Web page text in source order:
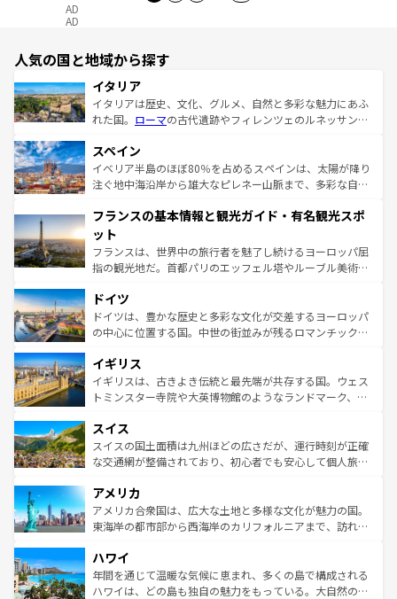
AD
AD
人気の国と地域から探す
イタリア
イタリアは歴史、文化、グルメ、自然と多彩な魅力にあふ
れた国。 ローマの古代遺跡やフィレンツェのルネッサンス
ろん、トスカーナの美しい田園風景やアマルフィ海岸の絶
景など、自然景観も見逃せない。観光の合間には、本場の
ピザやパスタなど、絶品のイタリア料理を堪能することも
ませてくれるイタリアで、忘れられない旅をしてみよう！
なお、新着のイタリア情報は
しい。
スペイン
イベリア半島のほぼ80％を占めるスペインは、太陽が降り
注ぐ地中海沿岸から雄大なピレネー山脈まで、多彩な自然
文化が根付くこの国では、情熱的なフラメンコ、熱気あふ
れる闘牛、そして美味しいタパスが生活の一部となってい
る。首都マドリードの洗練された雰囲気や、バルセロナの
アートに溢れた街角から、地方では古代ローマ遺跡や中世
せる。地方によって風土や気候が異なるスペインはその個
性で訪れる人を魅了する。 なお、新着のスペイン情報は コ
ンテンツ一覧を参照してほしい。
フランスの基本情報と観光ガイド・有名観光スポ
ット
フランスは、世界中の旅行者を魅了し続けるヨーロッパ屈
指の観光地だ。首都パリのエッフェル塔やルーブル美術館
で、幅広い魅力が詰まっている。華麗な宮殿、歴史的な大
聖堂、美しいビーチ、そして豊かな自然が、訪れる者を心
から魅了する。また、フランスは美食の国としても知ら
いる。シャンパンの発祥地であるランス、プロヴァンスの
香り高いラベンダー畑など、多彩な楽しみ方が可能だ。さ
らに、パリ以外の地域にも魅力が溢れており、どの街角に
れる地方に足を運ぶとそれぞれで全く異なる文化を体験で
きるだろう。 なお、新着のフランス情報はコンテンツ一覧
を参照してほしい。
ドイツ
ドイツは、豊かな歴史と多彩な文化が交差するヨーロッパ
の中心に位置する国。中世の街並みが残るロマンチック街
顔を持つこの国は、どこを歩いても飽きることがない。ベ
ルリンの文化的活気、バイエルン州のアルプスの絶景、そ
してライン川沿いのワイン畑といった風景は必見。ビール
は、お酒好きな人にはぜひ体験してほしい。 なお、新着の
ドイツ情報はコンテンツ一覧を参照してほしい。
イギリス
イギリスは、古きよき伝統と最先端が共存する国。ウェス
トミンスター寺院や大英博物館のようなランドマーク、歴
リアごとに異なる魅力がある。また、優雅なアフタヌーン
ティー、ビール好きにはたまらない英国パブ、サッカー観
戦など、本場だからこそできる体験も豊富。イギリスを旅
ンツ一覧を参照してほしい。
スイス
スイスの国土面積は九州ほどの広さだが、運行時刻が正確
な交通網が整備されており、初心者でも安心して個人旅行
の建物がそのまま残る町や、スイスならではのユニークな
博物館もあり、アルプス観光だけでなく町歩きも満喫する
ことができる。国民の所得が高いため物価も高いが、旅行
ば市内交通費無料で観光を楽しむこともできる。 なお、新
着のスイス情報はコンテンツ一覧 を参照してほしい。
アメリカ
アメリカ合衆国は、広大な土地と多様な文化が魅力の国。
東海岸の都市部から西海岸のカリフォルニアまで、訪れる
のような巨大都市は、観光、ショッピング、エンターテイ
ンメントが詰まった刺激的なスポットだ。一方、アメリカ
西部には大自然が広がり、グランドキャニオンやイエロー
ハワイ
年間を通じて温暖な気候に恵まれ、多くの島で構成される
ハワイは、どの島も独自の魅力をもっている。大自然の神